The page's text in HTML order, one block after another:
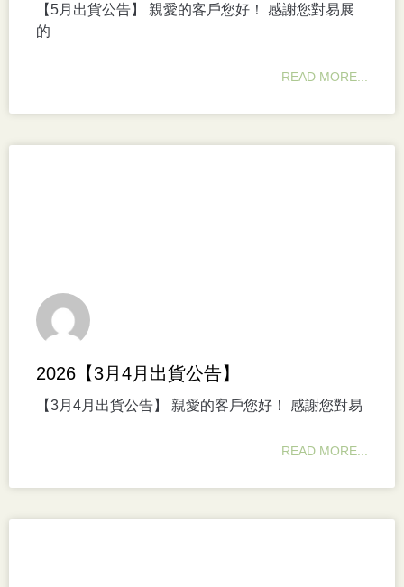
【5月出貨公告】 親愛的客戶您好！ 感謝您對易展
的
READ MORE...
2026【3月4月出貨公告】
【3月4月出貨公告】 親愛的客戶您好！ 感謝您對易
READ MORE...